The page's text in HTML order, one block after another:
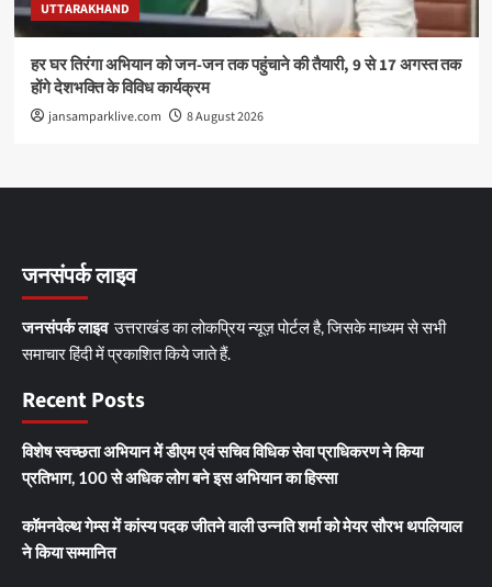
UTTARAKHAND
हर घर तिरंगा अभियान को जन-जन तक पहुंचाने की तैयारी, 9 से 17 अगस्त तक
होंगे देशभक्ति के विविध कार्यक्रम
jansamparklive.com 8 August 2026
जनसंपर्क लाइव
जनसंपर्क लाइवउत्तराखंड का लोकप्रिय न्यूज़ पोर्टल है, जिसके माध्यम से सभी
समाचार हिंदी में प्रकाशित किये जाते हैं.
Recent Posts
विशेष स्वच्छता अभियान में डीएम एवं सचिव विधिक सेवा प्राधिकरण ने किया
प्रतिभाग, 100 से अधिक लोग बने इस अभियान का हिस्सा
कॉमनवेल्थ गेम्स में कांस्य पदक जीतने वाली उन्नति शर्मा को मेयर सौरभ थपलियाल
ने किया सम्मानित